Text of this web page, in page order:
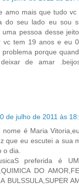
amo mais que tudo
do seu lado eu sou
uma pessoa desse
vc tem 19 anos e eu
problema porque
de amar
de julho de 2011 às
é Maria
que eu escutei a sua
o dia.
preferida é
DO
BULSSULA,SUPER